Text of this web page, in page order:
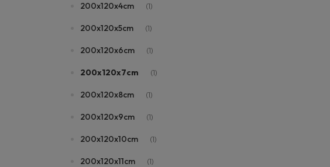
200x120x4cm (1)
200x120x5cm (1)
200x120x6cm (1)
200x120x7cm (1)
200x120x8cm (1)
200x120x9cm (1)
200x120x10cm (1)
200x120x11cm (1)